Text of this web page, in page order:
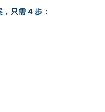
只需 4 步：